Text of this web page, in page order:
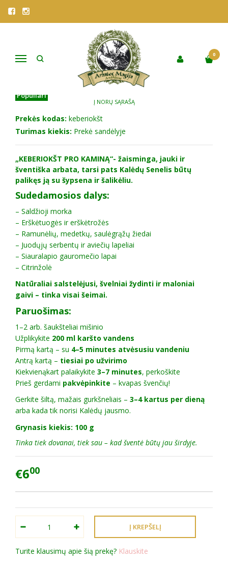
Navigacija
0
Pagrindinis
Žolelės arbatai "KEBERIOKŠT PRO KAMINĄ"
ŽOLELĖS ARBATAI "KEBERIOKŠT
PRO KAMINĄ"
Populiari
Į NORŲ SĄRAŠĄ
Prekės kodas: keberiokšt
Turimas kiekis: Prekė sandėlyje
„KEBERIOKŠT PRO KAMINĄ“- žaisminga, jauki ir
šventiška arbata, tarsi pats Kalėdų Senelis būtų
palikęs ją su šypsena ir šalikėliu.
Sudedamosios dalys:
– Saldžioji morka
– Erškėtuogės ir erškėtrožės
– Ramunėlių, medetkų, saulėgrąžų žiedai
– Juodųjų serbentų ir aviečių lapeliai
– Siauralapio gauromečio lapai
– Citrinžolė
Natūraliai salstelėjusi, švelniai žydinti ir maloniai
gaivi – tinka visai šeimai.
Paruošimas:
1–2 arb. šaukšteliai mišinio
Užplikykite 200 ml karšto vandens
Pirmą kartą – su 4–5 minutes atvėsusiu vandeniu
Antrą kartą – tiesiai po užvirimo
Kiekvienąkart palaikykite 3–7 minutes, perkoškite
Prieš gerdami pakvėpinkite – kvapas švenčių!
Gerkite šiltą, mažais gurkšneliais – 3–4 kartus per dieną
arba kada tik norisi Kalėdų jausmo.
Grynasis kiekis: 100 g
Tinka tiek dovanai, tiek sau – kad šventė būtų jau širdyje.
€600
Turite klausimų apie šią prekę? Klauskite